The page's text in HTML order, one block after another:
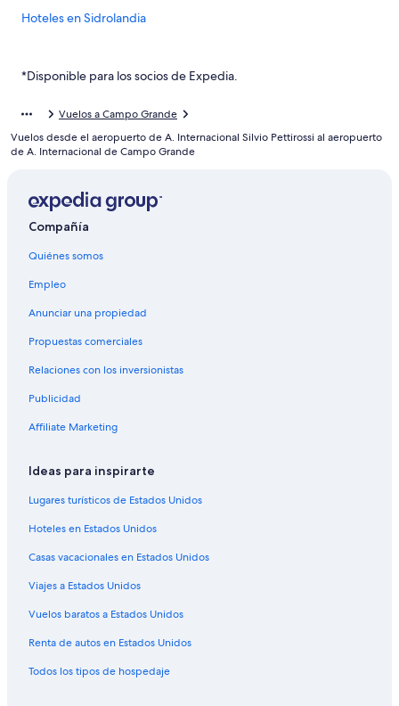
Hoteles en Sidrolandia
Apartamentos en Campo Grande
Hoteles con spa en Campo Grande
Hoteles de lujo en Campo Grande
Hoteles cerca del lago en Campo Grande
Hoteles con estacionamiento en Campo Grande
Hoteles que aceptan mascotas en Campo Grande
Hoteles en Campo Grande
Hoteles en Jaraguari
Hoteles en Mata do Jacinto
Hoteles en Coophavila II
Hoteles en Ribas do Rio Pardo
Hoteles en Vila Leda
Hoteles en Vila Saraiva
Hoteles en Taquarussú
Hoteles en Moreninha
Hoteles en Vila Oriente
*Disponible para los socios de Expedia.
Vuelos a Campo Grande
Vuelos desde el aeropuerto de A. Internacional Silvio Pettirossi al aeropuerto
de A. Internacional de Campo Grande
Compañía
Quiénes somos
Empleo
Anunciar una propiedad
Propuestas comerciales
Relaciones con los inversionistas
Publicidad
Affiliate Marketing
Ideas para inspirarte
Lugares turísticos de Estados Unidos
Hoteles en Estados Unidos
Casas vacacionales en Estados Unidos
Viajes a Estados Unidos
Vuelos baratos a Estados Unidos
Renta de autos en Estados Unidos
Todos los tipos de hospedaje